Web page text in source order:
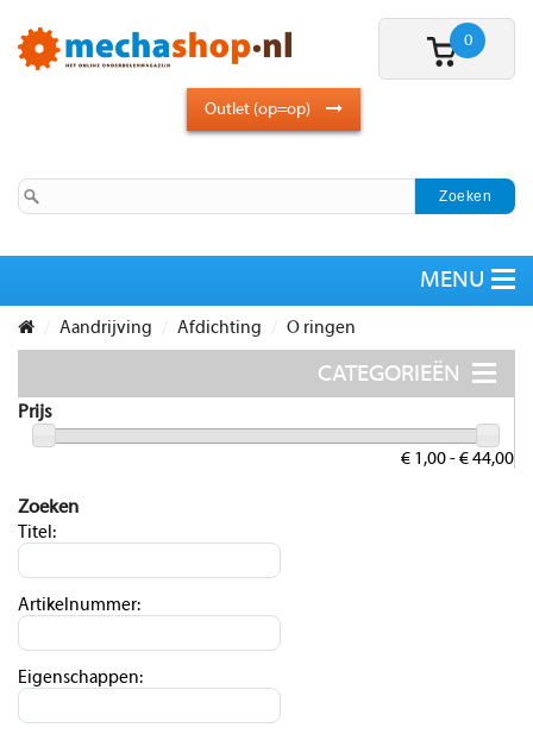
0
Outlet (op=op)
Aandrijving Afdichting O ringen
Prijs
€ 1,00 - € 44,00
Zoeken
Titel:
Artikelnummer:
Eigenschappen: